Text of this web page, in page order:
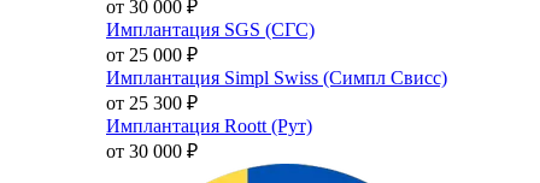
от 30 000 ₽
Имплантация SGS (СГС)
от 25 000 ₽
Имплантация Simpl Swiss (Симпл Свисс)
от 25 300 ₽
Имплантация Roott (Рут)
от 30 000 ₽